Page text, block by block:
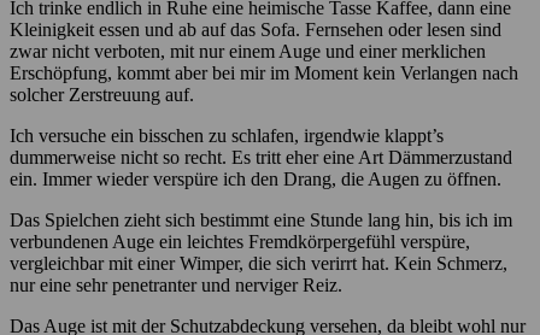
Ich trinke endlich in Ruhe eine heimische Tasse Kaffee, dann eine
Kleinigkeit essen und ab auf das Sofa. Fernsehen oder lesen sind
zwar nicht verboten, mit nur einem Auge und einer merklichen
Erschöpfung, kommt aber bei mir im Moment kein Verlangen nach
solcher Zerstreuung auf.
Ich versuche ein bisschen zu schlafen, irgendwie klappt’s
dummerweise nicht so recht. Es tritt eher eine Art Dämmerzustand
ein. Immer wieder verspüre ich den Drang, die Augen zu öffnen.
Das Spielchen zieht sich bestimmt eine Stunde lang hin, bis ich im
verbundenen Auge ein leichtes Fremdkörpergefühl verspüre,
vergleichbar mit einer Wimper, die sich verirrt hat. Kein Schmerz,
nur eine sehr penetranter und nerviger Reiz.
Das Auge ist mit der Schutzabdeckung versehen, da bleibt wohl nur